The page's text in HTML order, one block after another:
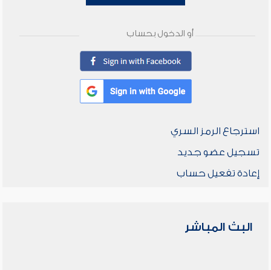
أو الدخول بحساب
استرجاع الرمز السري
تسجيل عضو جديد
إعادة تفعيل حساب
البث المباشر